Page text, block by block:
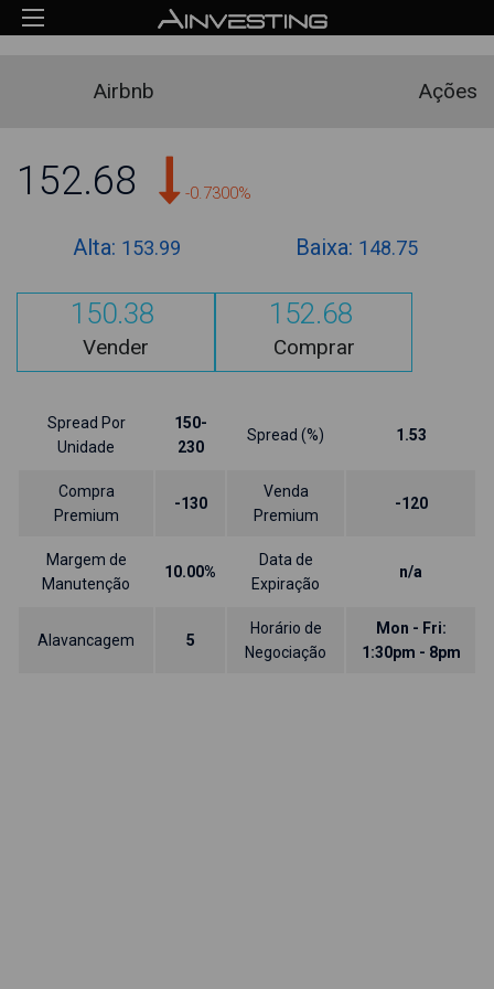
Airbnb Ações
152.68 -0.7300%
Alta: 153.99 Baixa: 148.75
150.38
Vender
152.68
Comprar
Spread Por
Unidade
150-
230
Spread (%) 1.53
Compra
Premium
-130
Venda
Premium
-120
Margem de
Manutenção
10.00%
Data de
Expiração
n/a
Alavancagem 5
Horário de
Negociação
Mon - Fri:
1:30pm - 8pm